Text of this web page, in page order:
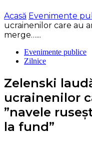
Acasă Evenimente
ucrainenilor care au
merge…...
Evenimente publice
Zilnice
Zelenski
ucrainenilor
”navele
la fund”